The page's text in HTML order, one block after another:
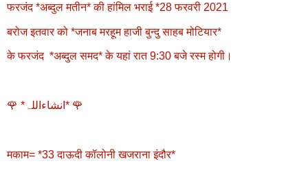
फरजंद *अब्दुल मतीन* की हांमिल भराई *28 फरवरी 2021
बरोज इतवार को *जनाब मरहूम हाजी बुन्दु साहब मोटियार*
के फरजंद *अब्दुल समद* के यहां रात 9:30 बजे रस्म होगी।
🌹 *انشاءاللہ* 🌹
मकाम= *33 दाऊदी कॉलोनी खजराना इंदौर*